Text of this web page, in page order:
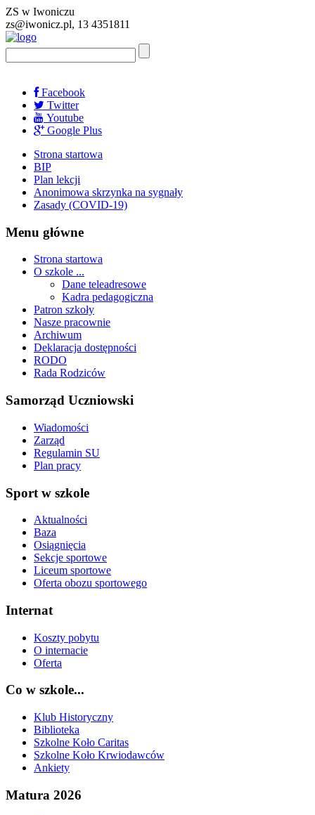
ZS w Iwoniczu
zs@iwonicz.pl, 13 4351811
Facebook
Twitter
Youtube
Google Plus
Strona startowa
BIP
Plan lekcji
Anonimowa skrzynka na sygnały
Zasady (COVID-19)
Menu główne
Strona startowa
O szkole ...
Dane teleadresowe
Kadra pedagogiczna
Patron szkoły
Nasze pracownie
Archiwum
Deklaracja dostępności
RODO
Rada Rodziców
Samorząd Uczniowski
Wiadomości
Zarząd
Regulamin SU
Plan pracy
Sport w szkole
Aktualności
Baza
Osiągnięcia
Sekcje sportowe
Liceum sportowe
Oferta obozu sportowego
Internat
Koszty pobytu
O internacie
Oferta
Co w szkole...
Klub Historyczny
Biblioteka
Szkolne Koło Caritas
Szkolne Koło Krwiodawców
Ankiety
Matura 2026